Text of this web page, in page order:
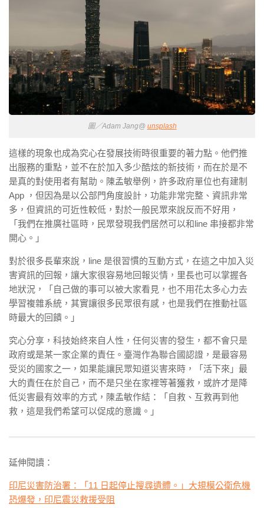
圖／Adam Jang@ unsplash
這樣的現象也成為究心在發展技術時很重要的著力點。他們推
出服務的重點，並不在於加入多少酷炫的新技術，而在於是不
是真的對使用者有幫助。陳孟敏舉例，許多政府單位也有建制
App ，但因為是以公部門角度設計，功能非常完整、資訊非常
多，但資訊的可近性較低，對於一般民眾來說反而不好用，
「我們在推廣社區時，民眾發現我們居然可以和line 串接都非常
開心。」
對於很多長輩來說，line 是很習慣的互動方式，在這之中加入災
害資訊的回報，讓大家很容易地回報災情，里長也可以掌握各
地狀況，「自己做的事可以被大家看見，也不用花太多心力去
學習複雜系統，其實讓很多民眾很有感，也是我們在推動社區
時最大的回饋。」
究心分享，科技始終來自人性，任何災害的發生，都不會只是
政府或是某一家企業的責任。臺灣作為聯合國認證，是最容易
受災的國家之一，如果能讓民眾知道災害來時，「活下來」最
大的責任在於自己，而不是只坐在家裡等著獲救，或許才是降
低災害最有效率的方式，陳孟敏作結：「自救、互救再到他
救，這是我們希望可以促成的意識。」
延伸閱讀：
印尼災害防治署：「11 日起停止搜尋遺體。」大規模公衛危機
恐爆發，印尼震災救援受阻